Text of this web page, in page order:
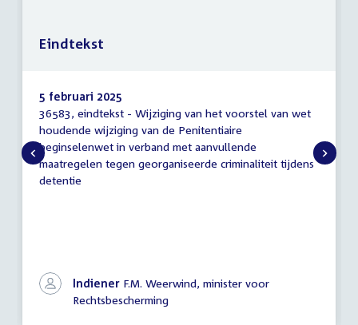
Eindtekst
5 februari 2025
36583, eindtekst - Wijziging van het voorstel van wet
houdende wijziging van de Penitentiaire
beginselenwet in verband met aanvullende
maatregelen tegen georganiseerde criminaliteit tijdens
detentie
Indiener F.M. Weerwind, minister voor
Rechtsbescherming
Eindtekst